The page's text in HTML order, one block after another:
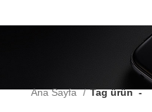
Ana Sayfa Tag ürün -